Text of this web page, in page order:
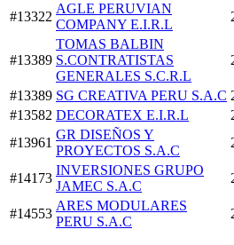
#13322
AGLE PERUVIAN
COMPANY E.I.R.L
#13389
TOMAS BALBIN
S.CONTRATISTAS
GENERALES S.C.R.L
#13389 SG CREATIVA PERU S.A.C
#13582 DECORATEX E.I.R.L
#13961
GR DISEÑOS Y
PROYECTOS S.A.C
#14173
INVERSIONES GRUPO
JAMEC S.A.C
#14553
ARES MODULARES
PERU S.A.C